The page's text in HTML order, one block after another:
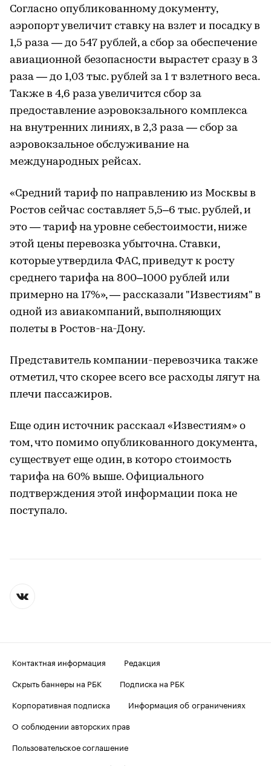
Согласно опубликованному документу,
аэропорт увеличит ставку на взлет и посадку в
1,5 раза — до 547 рублей, а сбор за обеспечение
авиационной безопасности вырастет сразу в 3
раза — до 1,03 тыс. рублей за 1 т взлетного веса.
Также в 4,6 раза увеличится сбор за
предоставление аэровокзального комплекса
на внутренних линиях, в 2,3 раза — сбор за
аэровокзальное обслуживание на
международных рейсах.
«Средний тариф по направлению из Москвы в
Ростов сейчас составляет 5,5–6 тыс. рублей, и
это — тариф на уровне себестоимости, ниже
этой цены перевозка убыточна. Ставки,
которые утвердила ФАС, приведут к росту
среднего тарифа на 800–1000 рублей или
примерно на 17%», — рассказали "Известиям" в
одной из авиакомпаний, выполняющих
полеты в Ростов-на-Дону.
Представитель компании-перевозчика также
отметил, что скорее всего все расходы лягут на
плечи пассажиров.
Еще один источник расскаал «Известиям» о
том, что помимо опубликованного документа,
существует еще один, в которо стоимость
тарифа на 60% выше. Официального
подтверждения этой информации пока не
поступало.
Контактная информация
Редакция
Скрыть баннеры на РБК
Подписка на РБК
Корпоративная подписка
Информация об ограничениях
О соблюдении авторских прав
Пользовательское соглашение